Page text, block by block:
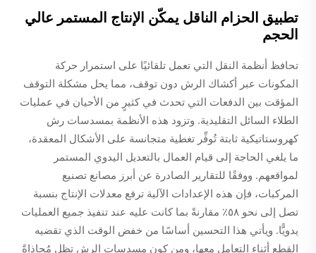
تطبيق الحزام الناقل يمكّن الإنتاج المستمر عالي
الحجم
تحافظ أنظمة النقل التي تعمل تلقائيًا على استمرار حركة
المكونات عبر أكشاك الرش دون توقف، مما يحل مشكلة التوقف
المؤقت بين الدفعات التي تحدث في كثيرٍ من الأحيان في عمليات
الطلاء السائل التقليدية. وتزود هذه الأنظمة بمسدسات رش
كهروستاتيكية ثابتة تُوفِّر تغطية متجانسة على الأشكال المعقدة،
ما يلغي الحاجة إلى قيام العمال بالتعديل اليدوي المستمر
لمواقعهم. ووفقًا للتقارير الصادرة عن أبرز مصانع تصنيع
المركبات، فإن هذه الإعدادات الآلية ترفع معدلات الإنتاج بنسبة
تصل إلى نحو ٥٨٪ مقارنةً بما كانت عليه عند تنفيذ جميع العمليات
يدويًّا. ويأتي هذا التحسين أساسًا من خفض الوقت الذي تقضيه
القطع أثناء التعامل معها، ومن كون مسدسات الرش تظل مُحاذاةً